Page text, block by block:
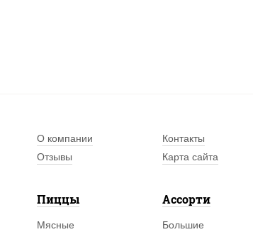
О компании Контакты
Отзывы
Карта сайта
Пиццы
Мясные
Ассорти
Большие